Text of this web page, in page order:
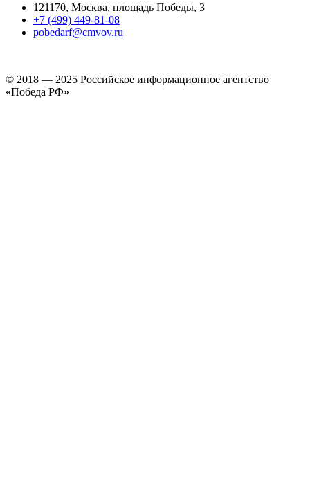
121170, Москва, площадь Победы, 3
+7 (499) 449-81-08
pobedarf@cmvov.ru
© 2018 — 2025 Российское информационное агентство
«Победа РФ»